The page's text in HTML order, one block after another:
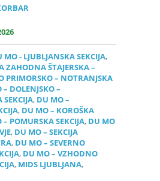
MO - LJUBLJANSKA SEKCIJA,
ZAHODNA ŠTAJERSKA –
PRIMORSKO – NOTRANJSKA
– DOLENJSKO –
SEKCIJA, DU MO –
, DU MO – KOROŠKA
– POMURSKA SEKCIJA, DU MO
, DU MO – SEKCIJA
, DU MO – SEVERNO
, DU MO – VZHODNO
, MIDS LJUBLJANA,